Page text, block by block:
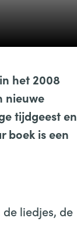
het 2008
nieuwe
tijdgeest en
boek is een
liedjes, de